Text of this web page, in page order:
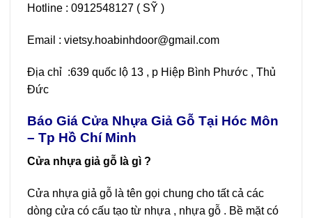
Hotline : 0912548127 ( SỸ )
Email : vietsy.hoabinhdoor@gmail.com
Địa chỉ :639 quốc lộ 13 , p Hiệp Bình Phước , Thủ
Đức
Báo Giá Cửa Nhựa Giả Gỗ Tại Hóc Môn
– Tp Hồ Chí Minh
Cửa nhựa giả gỗ là gì ?
Cửa nhựa giả gỗ là tên gọi chung cho tất cả các
dòng cửa có cấu tạo từ nhựa , nhựa gỗ . Bề mặt có